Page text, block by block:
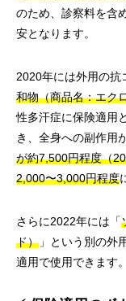
のため、診察料を含
安となります。
2020年には外用の抗
和物（商品名：エク
性多汗症に保険適用
き、全身への副作用
が約7,500円程度（
2,000〜3,000円程度
さらに2022年には「
ド） 」という別の外
適用で使用できます。